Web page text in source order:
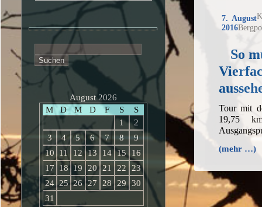
7. August
2016
So
Tour mit
19,75
(mehr …)
nach:
August 2026
M
D M D F S
S
1
2
3
4 5 6 7 8
9
10
11 12 13 14 15
16
17
18 19 20 21 22
23
24 25 26 27 28 29
30
31